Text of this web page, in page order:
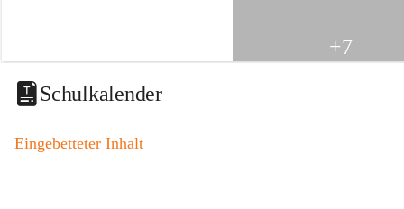
i
t
a
o
+7
Schulkalender
Eingebetteter Inhalt